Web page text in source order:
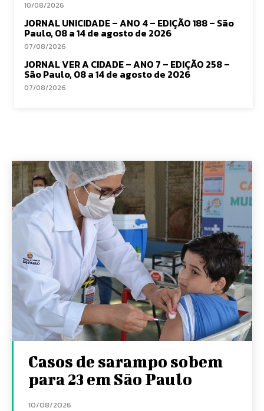
10/08/2026
JORNAL UNICIDADE – ANO 4 – EDIÇÃO 188 – São
Paulo, 08 a 14 de agosto de 2026
07/08/2026
JORNAL VER A CIDADE – ANO 7 – EDIÇÃO 258 –
São Paulo, 08 a 14 de agosto de 2026
07/08/2026
Casos de sarampo sobem
para 23 em São Paulo
10/08/2026